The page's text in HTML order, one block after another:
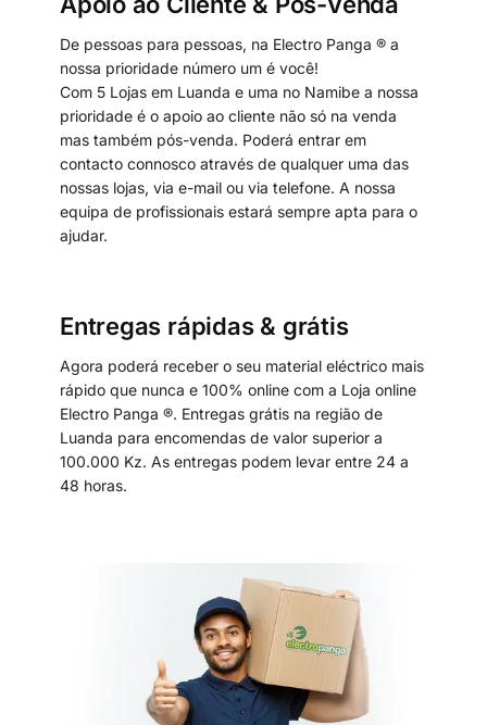
De pessoas para pessoas, na Electro Panga ® a
nossa prioridade número um é você!
Com 5 Lojas em Luanda e uma no Namibe a nossa
prioridade é o apoio ao cliente não só na venda
mas também pós-venda. Poderá entrar em
contacto connosco através de qualquer uma das
nossas lojas, via e-mail ou via telefone. A nossa
equipa de profissionais estará sempre apta para o
ajudar.
Entregas rápidas & grátis
Agora poderá receber o seu material eléctrico mais
rápido que nunca e 100% online com a Loja online
Electro Panga ®. Entregas grátis na região de
Luanda para encomendas de valor superior a
100.000 Kz. As entregas podem levar entre 24 a
48 horas.